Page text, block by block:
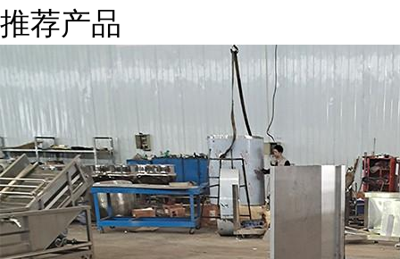
推荐产品